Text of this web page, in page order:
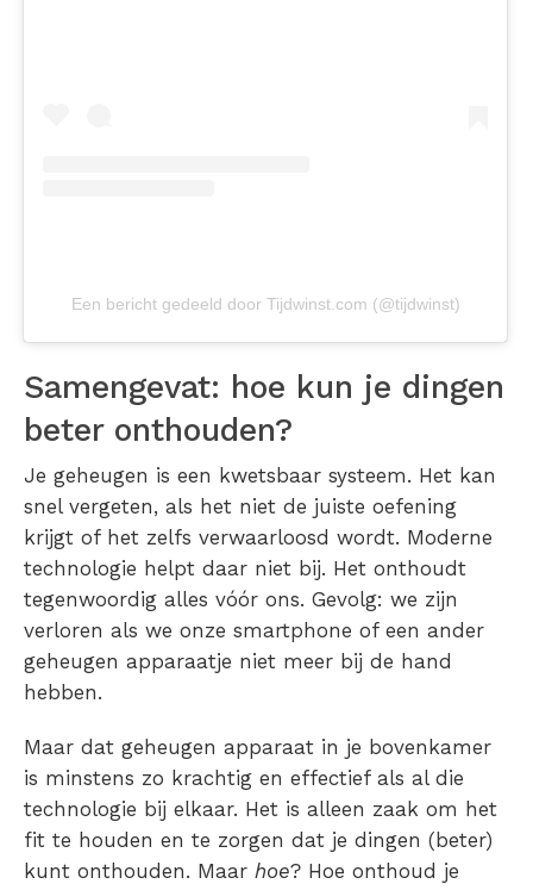
Een bericht gedeeld door Tijdwinst.com (@tijdwinst)
Samengevat: hoe kun je dingen
beter onthouden?
Je geheugen is een kwetsbaar systeem. Het kan
snel vergeten, als het niet de juiste oefening
krijgt of het zelfs verwaarloosd wordt. Moderne
technologie helpt daar niet bij. Het onthoudt
tegenwoordig alles vóór ons. Gevolg: we zijn
verloren als we onze smartphone of een ander
geheugen apparaatje niet meer bij de hand
hebben.
Maar dat geheugen apparaat in je bovenkamer
is minstens zo krachtig en effectief als al die
technologie bij elkaar. Het is alleen zaak om het
fit te houden en te zorgen dat je dingen (beter)
kunt onthouden. Maar hoe? Hoe onthoud je